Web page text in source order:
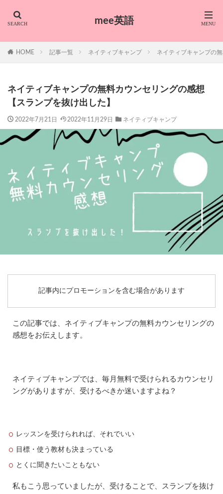
mee英語
HOME 記事一覧 ネイティブキャンプ ネイティブキャンプの
ネイティブキャンプの無料カウンセリングの感想
【スランプを抜け出した】
2022年7月21日 2022年11月29日 ネイティブキャンプ
記事内にプロモーションを含む場合があります
この記事では、ネイティブキャンプの無料カウンセリングの
感想をお伝えします。
ネイティブキャンプでは、毎月無料で受けられるカウンセリ
ングがありますが、受けるべきか迷いますよね？
レッスンを受けられれば、それでいい
目標・使う教材も決まっている
とくに聞きたいこともない
私もこう思っていましたが、受けることで、スランプを抜け